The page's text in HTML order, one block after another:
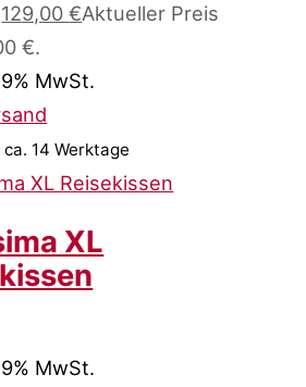
129,00€Aktueller Preis
€.
MwSt.
14 Werktage
XL
MwSt.